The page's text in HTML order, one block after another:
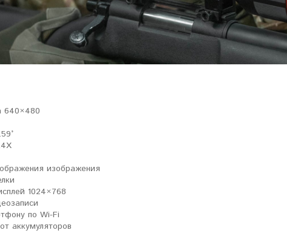
640×480
изображения
1024×768
по Wi-Fi
аккумуляторов